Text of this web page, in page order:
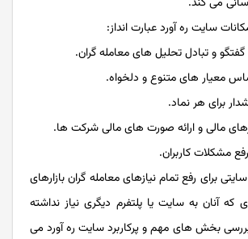
سایت ره آورد عبارت انداز:
و تبادل تحلیل های معامله گران.
معیار های متنوع و دلخواه.
برای هر نماد.
مالی و ارائه صورت های مالی شرکت ها.
مشکلات کاربران.
برای رفع تمام نیازهای معامله گران بازارهای
آنان به سایت یا پلتفرم دیگری نیاز نداشته
بررسی بخش های مهم و پرکاربرد سایت ره آورد می